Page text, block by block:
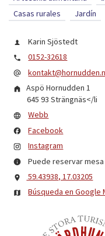
Casas rurales
Jardín
Karin Sjöstedt
0152-32618
Aspö Hornudden 1
645 93 Strängnäs</li
Webb
Facebook
Instagram
Puede reservar
59.43938, 17.03205
Búsqueda en Google